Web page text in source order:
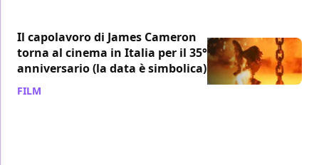
Il capolavoro di James Cameron
torna al cinema in Italia per il 35°
anniversario (la data è simbolica)
FILM